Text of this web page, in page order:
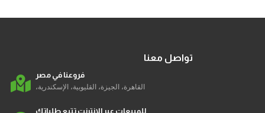
تواصل معنا
فروعنا في مصر
القاهرة، الجيزة، القليوبية، الإسكندرية،
للمبيعات عبر الإنترنت تتبع طلباتك